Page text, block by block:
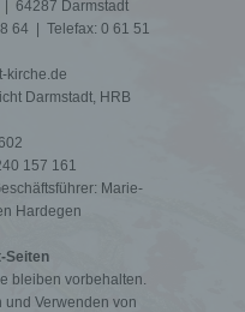
| 64287 Darmstadt
64 | Telefax: 0 61 51
kirche.de
Darmstadt, HRB
157 161
Marie-
Hardegen
Seiten
bleiben vorbehalten.
und Verwenden von